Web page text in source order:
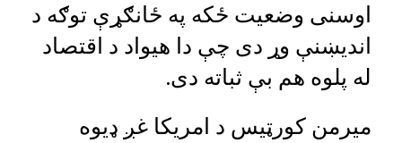
اوسنی وضعیت ځکه په ځانګړې توګه د
اندیښنې وړ دی چې دا هیواد د اقتصاد
له پلوه هم بې ثباته دی.
میرمن کورټیس د امریکا غږ ډیوه